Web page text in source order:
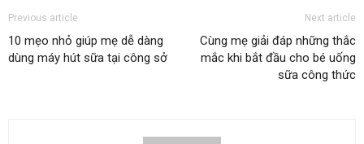
Previous article
10 mẹo nhỏ giúp mẹ dễ dàng
dùng máy hút sữa tại công sở
Next article
Cùng mẹ giải đáp những thắc
mắc khi bắt đầu cho bé uống
sữa công thức